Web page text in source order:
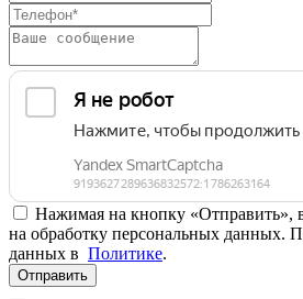
Нажимая на кнопку «Отправить»,
на обработку персональных данных.
данных в Политике.
Отправить